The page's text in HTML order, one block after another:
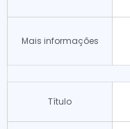
Mais informações
Título